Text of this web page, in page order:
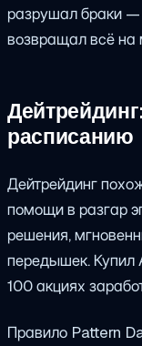
разрушал браки —
возвращал всё на
расписанию
Дейтрейдинг
помощи в разгар
решения,
передышек. Купил
100 акциях
Правило Pattern